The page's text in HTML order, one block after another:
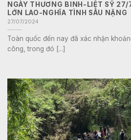
NGÀY THƯƠNG BINH-LIỆT SỸ 27/
LỚN LAO-NGHĨA TÌNH SÂU NẶNG
27/07/2024
Toàn quốc đến nay đã xác nhận
công, trong đó [...]